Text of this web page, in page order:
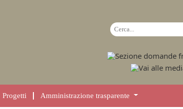
Progetti Amministrazione trasparente